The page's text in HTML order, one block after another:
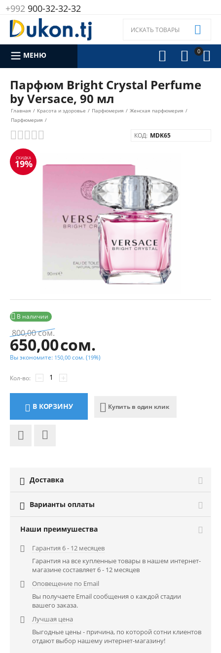
+992900-32-32-32
0 



МЕНЮ
Парфюм Bright Crystal Perfume
by Versace, 90 мл
Главная / Красота и здоровье / Парфюмерия / Женская парфюмерия /
Парфюмерия /
КОД: MDK65
СКИДКА
19%
В наличии

800,00сом.
650,00сом.
Вы экономите: 150,00 сом.(19%)
Кол-во: +
−
В КОРЗИНУ Купить в один клик
 Доставка
 Варианты оплаты
Наши преимушества

Гарантия 6 - 12 месяцев
Гарантия на все купленные товары в нашем интернет-
магазине составляет 6 - 12 месяцев

Оповещение по Email
Вы получаете Email сообщения о каждой стадии
вашего заказа.

Лучшая цена
Выгодные цены - причина, по которой сотни клиентов
отдают выбор нашему интернет-магазину!